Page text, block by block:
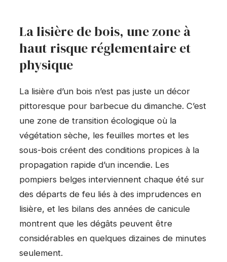
La lisière de bois, une zone à
haut risque réglementaire et
physique
La lisière d’un bois n’est pas juste un décor
pittoresque pour barbecue du dimanche. C’est
une zone de transition écologique où la
végétation sèche, les feuilles mortes et les
sous-bois créent des conditions propices à la
propagation rapide d’un incendie. Les
pompiers belges interviennent chaque été sur
des départs de feu liés à des imprudences en
lisière, et les bilans des années de canicule
montrent que les dégâts peuvent être
considérables en quelques dizaines de minutes
seulement.